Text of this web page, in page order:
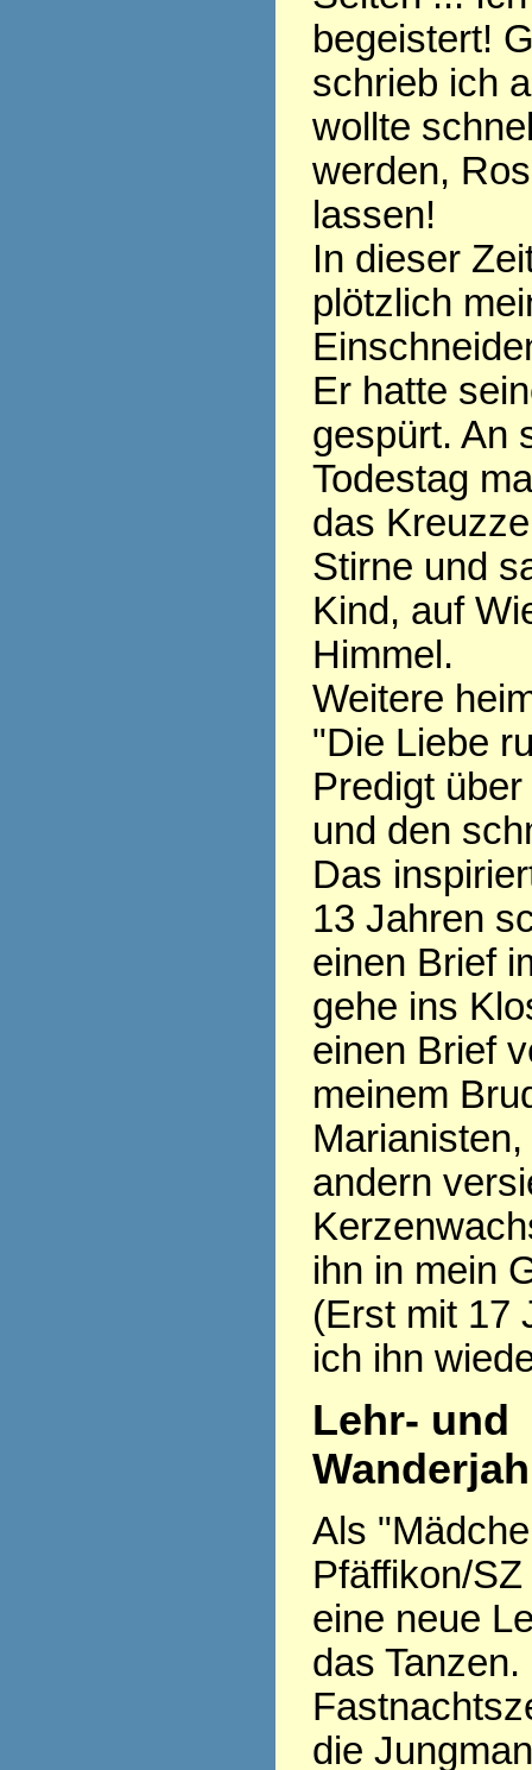
begeistert!
schrieb ich
wollte
werden,
lassen!
In dieser
plötzlich
Er hatte
gespürt. An
Todestag
das
Stirne und
Kind, auf
Himmel.
Weitere
"Die Liebe
Predigt
und den
Das
13 Jahren
einen Brief
gehe ins
einen Brief
meinem
andern
ihn in mein
(Erst mit 17
ich ihn
Lehr- und
Als
Pfäffikon/
eine neue
das Tanzen.
die